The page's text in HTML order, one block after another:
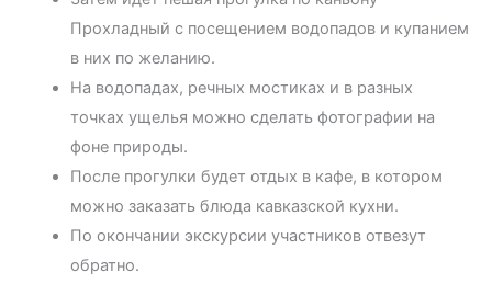
Прохладный с посещением водопадов и купанием
в них по желанию.
На водопадах, речных мостиках и в разных
точках ущелья можно сделать фотографии на
фоне природы.
После прогулки будет отдых в кафе, в котором
можно заказать блюда кавказской кухни.
По окончании экскурсии участников отвезут
обратно.